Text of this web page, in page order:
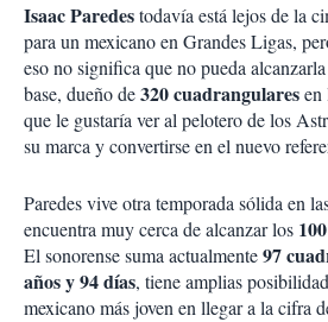
Isaac Paredestodavía está lejos de la
para un mexicano en Grandes Ligas,
eso no significa que no pueda
base, dueño de320 cuadrangularesen
que le gustaría ver al pelotero de los
su marca y convertirse en el nuevo
Paredes vive otra temporada sólida en
encuentra muy cerca de alcanzar los
El sonorense suma actualmente97
años y 94 días, tiene amplias
mexicano más joven en llegar a la cifra